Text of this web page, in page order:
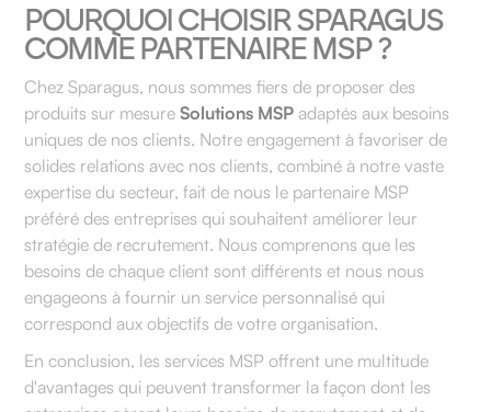
POURQUOI CHOISIR SPARAGUS
COMME PARTENAIRE MSP ?
Chez Sparagus, nous sommes fiers de proposer des
produits sur mesureSolutions MSP adaptés aux besoins
uniques de nos clients. Notre engagement à favoriser de
solides relations avec nos clients, combiné à notre vaste
expertise du secteur, fait de nous le partenaire MSP
préféré des entreprises qui souhaitent améliorer leur
stratégie de recrutement. Nous comprenons que les
besoins de chaque client sont différents et nous nous
engageons à fournir un service personnalisé qui
correspond aux objectifs de votre organisation.
En conclusion, les services MSP offrent une multitude
d'avantages qui peuvent transformer la façon dont les